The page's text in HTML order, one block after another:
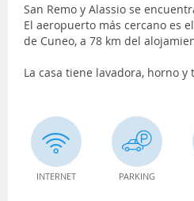
San Remo y Alassio se
El aeropuerto más cercano es
de Cuneo, a 78 km del
La casa tiene lavadora, horno y
INTERNET PARKING